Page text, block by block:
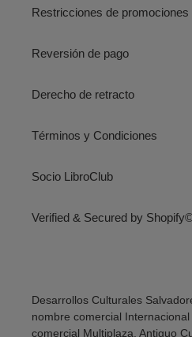
Restricciones de promociones
Reversión de pago
Derecho de retracto
Términos y Condiciones
Socio LibroClub
Verified & Secured by
Desarrollos Culturales
nombre comercial
comercial Multiplaza, Antiguo